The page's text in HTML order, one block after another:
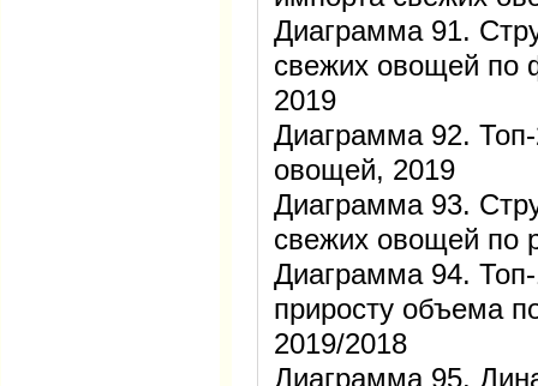
Диаграмма 91.
свежих овощей по
2019
Диаграмма 92.
овощей, 2019
Диаграмма 93.
свежих овощей по
Диаграмма 94.
приросту объема
2019/2018
Диаграмма 95.